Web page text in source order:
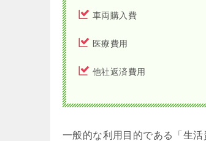
車両購入費
医療費用
他社返済費用
一般的な利用目的である「生